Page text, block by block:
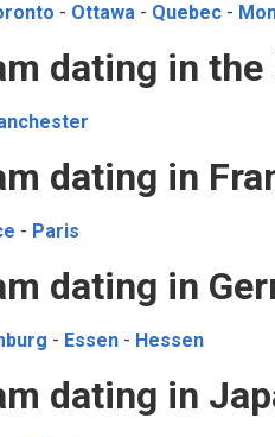
- Ottawa - Quebec -
dating in the
dating in
- Paris
dating in
- Essen - Hessen
dating in